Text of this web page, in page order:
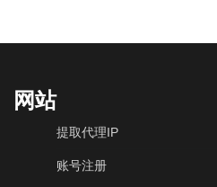
网站
提取代理IP
账号注册